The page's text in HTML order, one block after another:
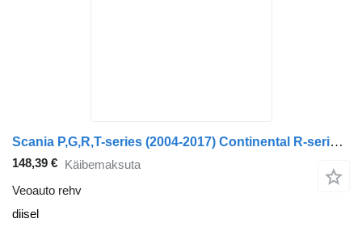
Scania P,G,R,T-series (2004-2017) Continental R-series (01.04-)
148,39 € Käibemaksuta
Veoauto rehv
diisel